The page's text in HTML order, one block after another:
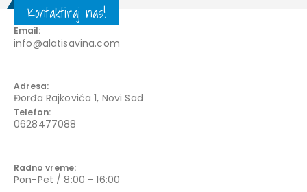
Kontaktiraj nas!
KONTAKT INFORMACIJE
Email:
info@alatisavina.com
Adresa:
Đorđa Rajkovića 1, Novi Sad
Telefon:
0628477088
Radno vreme:
Pon-Pet / 8:00 - 16:00